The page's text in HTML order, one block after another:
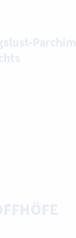
Parchim